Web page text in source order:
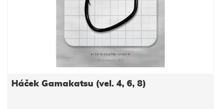
Háček Gamakatsu (vel. 4, 6, 8)